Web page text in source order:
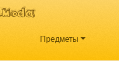
Предметы